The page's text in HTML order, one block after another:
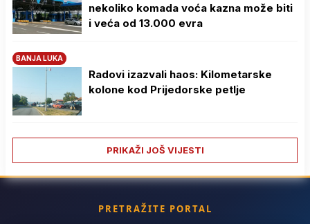
nekoliko komada voća kazna može biti
i veća od 13.000 evra
BANJA LUKA
Radovi izazvali haos: Kilometarske
kolone kod Prijedorske petlje
PRIKAŽI JOŠ VIJESTI
PRETRAŽITE PORTAL